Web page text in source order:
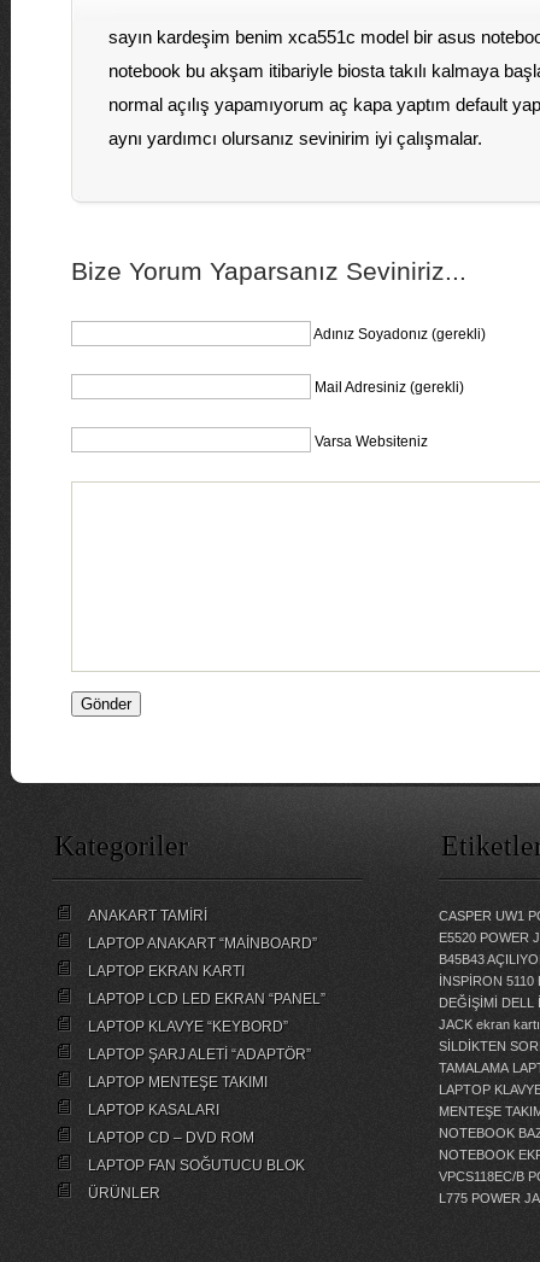
sayın kardeşim benim xca551c model bir asus
notebook bu akşam itibariyle biosta takılı kalmaya
normal açılış yapamıyorum aç kapa yaptım default
aynı yardımcı olursanız sevinirim iyi çalışmalar.
Bize Yorum Yaparsanız Seviniriz...
Adınız Soyadonız (gerekli)
Mail Adresiniz (gerekli)
Varsa Websiteniz
Kategoriler
ANAKART TAMİRİ
LAPTOP ANAKART “MAİNBOARD”
LAPTOP EKRAN KARTI
LAPTOP LCD LED EKRAN “PANEL”
LAPTOP KLAVYE “KEYBORD”
LAPTOP ŞARJ ALETİ “ADAPTÖR”
LAPTOP MENTEŞE TAKIMI
LAPTOP KASALARI
LAPTOP CD – DVD ROM
LAPTOP FAN SOĞUTUCU BLOK
ÜRÜNLER
CASPER UW1
E5520 POWER
B45B43
İNSPİRON
DEĞİŞİMİ
DELL
JACK ekran
SİLDİKTEN
TAMALAMA
LAPTOP
MENTEŞE
NOTEBOOK
NOTEBOOK
VPCS118EC/B
L775 POWER